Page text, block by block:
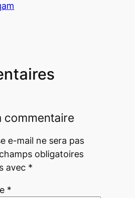
commentaire
e-mail ne sera pas
obligatoires
avec *
*